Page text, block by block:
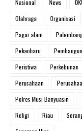
Nasional
News
Olahraga
Organisasi
Pagar alam
Pekanbaru
Peristiwa
Perkebunan
Perusahaan
Polres Musi Banyuasin
Religi
Riau